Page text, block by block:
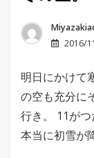
2016/
明日にかけて
の空も充分に
行き。 11がつ
本当に初雪が